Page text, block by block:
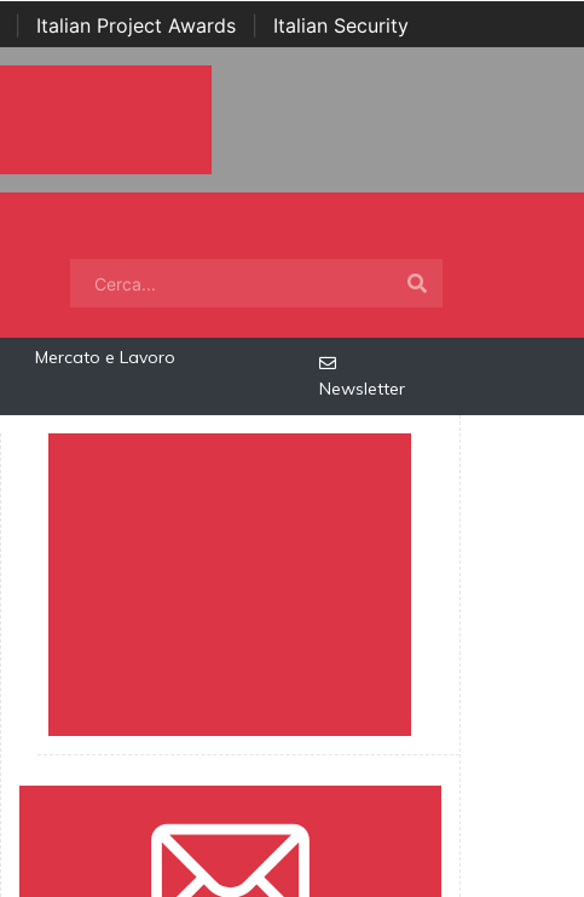
Italian Project Awards
Italian Security
Mercato e Lavoro
Newsletter